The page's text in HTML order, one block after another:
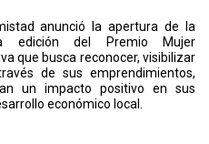
anunció la apertura de la
edición del Premio Mujer
que busca reconocer, visibilizar
de sus emprendimientos,
un impacto positivo en sus
económico local.